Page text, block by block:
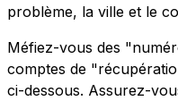
problème, la ville et le
Méfiez-vous des
comptes de
ci-dessous. Assurez-